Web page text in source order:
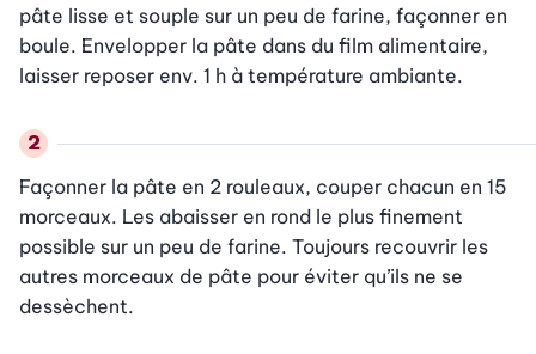
pâte lisse et souple sur un peu de farine, façonner en
boule. Envelopper la pâte dans du film alimentaire,
laisser reposer env. 1 h à température ambiante.
Façonner la pâte en 2 rouleaux, couper chacun en 15
morceaux. Les abaisser en rond le plus finement
possible sur un peu de farine. Toujours recouvrir les
autres morceaux de pâte pour éviter qu’ils ne se
dessèchent.